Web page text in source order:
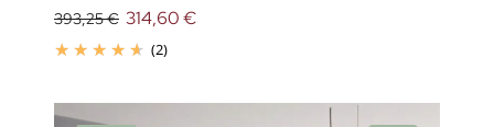
393,25 €
(2)
314,60 €